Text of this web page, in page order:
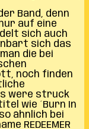
Band, denn
auf eine
sich auch
sich das
die bei
noch finden
were struck
wie ´Burn In
ähnlich bei
REDEEMER